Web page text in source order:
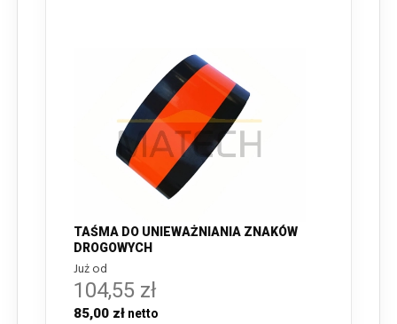
TAŚMA DO UNIEWAŻNIANIA ZNAKÓW
DROGOWYCH
Już od
104,55 zł
85,00 zł